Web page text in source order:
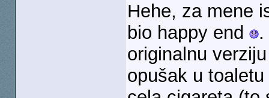
Hehe, za mene
bio happy end
.
originalnu
opušak u